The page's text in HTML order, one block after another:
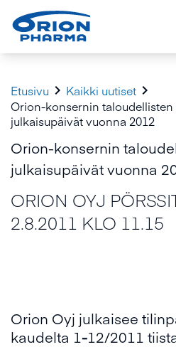
Etusivu  Kaikki uutiset 
Orion-konsernin taloudellisten
julkaisupäivät vuonna 2012
Orion-konsernin
julkaisupäivät vuonna
ORION OYJ
2.8.2011 KLO 11.15
Orion Oyj julkaisee
kaudelta 1-12/2011